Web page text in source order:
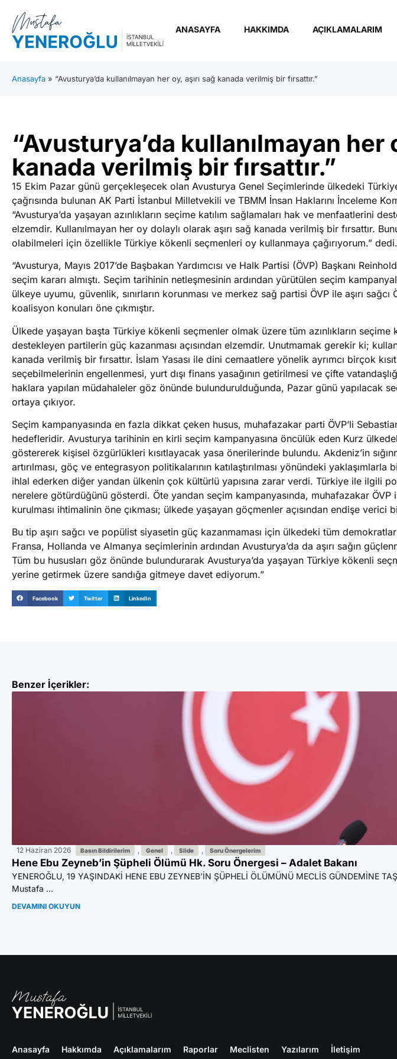
ANASAYFA HAKKIMDA AÇIKLAMALARIM
Anasayfa » “Avusturya’da kullanılmayan her oy, aşırı sağ kanada verilmiş bir fırsattır.”
“Avusturya’da kullanılmayan her
kanada verilmiş bir fırsattır.”
15 Ekim Pazar günü gerçekleşecek olan Avusturya Genel Seçimlerinde ülkedeki
çağrısında bulunan AK Parti İstanbul Milletvekili ve TBMM İnsan Haklarını İnceleme
“Avusturya’da yaşayan azınlıkların seçime katılım sağlamaları hak ve menfaatlerini
elzemdir. Kullanılmayan her oy dolaylı olarak aşırı sağ kanada verilmiş bir fırsattır.
olabilmeleri için özellikle Türkiye kökenli seçmenleri oy kullanmaya çağırıyorum.”
“Avusturya, Mayıs 2017’de Başbakan Yardımcısı ve Halk Partisi (ÖVP) Başkanı
seçim kararı almıştı. Seçim tarihinin netleşmesinin ardından yürütülen seçim
ülkeye uyumu, güvenlik, sınırların korunması ve merkez sağ partisi ÖVP ile aşırı
koalisyon konuları öne çıkmıştır.
Ülkede yaşayan başta Türkiye kökenli seçmenler olmak üzere tüm azınlıkların seçime
destekleyen partilerin güç kazanması açısından elzemdir. Unutmamak gerekir ki;
kanada verilmiş bir fırsattır. İslam Yasası ile dini cemaatlere yönelik ayrımcı birçok
seçebilmelerinin engellenmesi, yurt dışı finans yasağının getirilmesi ve çifte
haklara yapılan müdahaleler göz önünde bulundurulduğunda, Pazar günü yapılacak
ortaya çıkıyor.
Seçim kampanyasında en fazla dikkat çeken husus, muhafazakar parti ÖVP’li
hedefleridir. Avusturya tarihinin en kirli seçim kampanyasına öncülük eden Kurz
göstererek kişisel özgürlükleri kısıtlayacak yasa önerilerinde bulundu. Akdeniz’in
artırılması, göç ve entegrasyon politikalarının katılaştırılması yönündeki yaklaşımlarla
ihlal ederken diğer yandan ülkenin çok kültürlü yapısına zarar verdi. Türkiye ile ilgili
nerelere götürdüğünü gösterdi. Öte yandan seçim kampanyasında, muhafazakar ÖVP
kurulması ihtimalinin öne çıkması; ülkede yaşayan göçmenler açısından endişe verici
Bu tip aşırı sağcı ve popülist siyasetin güç kazanmaması için ülkedeki tüm
Fransa, Hollanda ve Almanya seçimlerinin ardından Avusturya’da da aşırı sağın
Tüm bu hususları göz önünde bulundurarak Avusturya’da yaşayan Türkiye kökenli
yerine getirmek üzere sandığa gitmeye davet ediyorum.”
Facebook Twitter LinkedIn
Benzer İçerikler:
12 Haziran 2026 Basın Bildirilerim Genel Slide Soru Önergelerim
Hene Ebu Zeyneb’in Şüpheli Ölümü Hk. Soru Önergesi – Adalet Bakanı
YENEROĞLU, 19 YAŞINDAKİ HENE EBU ZEYNEB’İN ŞÜPHELİ ÖLÜMÜNÜ MECLİS GÜNDEMİNE
Mustafa ...
DEVAMINI OKUYUN
Anasayfa Hakkımda Açıklamalarım Raporlar Meclisten Yazılarım İletişim